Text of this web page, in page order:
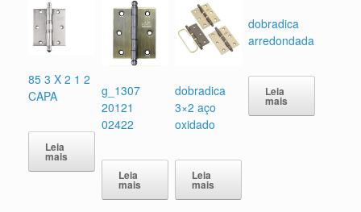
85 3 X 2 1 2
CAPA
Leia
mais
g_1307
20121
02422
Leia
mais
dobradica
3×2 aço
oxidado
Leia
mais
dobradica
arredondada
Leia
mais